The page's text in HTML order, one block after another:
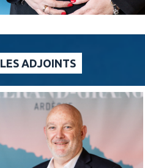
LES ADJOINTS